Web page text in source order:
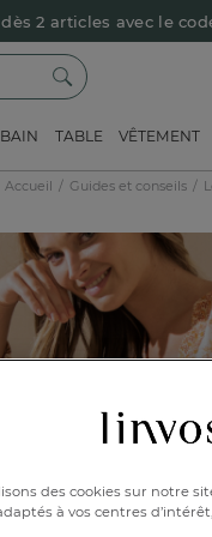
2 articles avec le
TABLE VÊTEMENT
Accueil Guides et conseils
et
des
des cookies sur notre
à vos centres